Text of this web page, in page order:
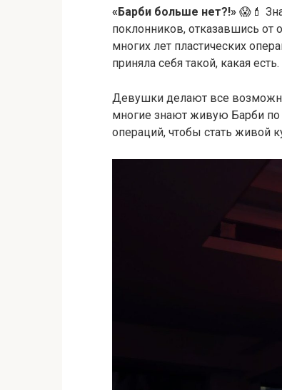
«Барби больше нет?!» 😱💄
поклонников, отказавшись от
многих лет пластических
приняла себя такой, какая
Девушки делают все
многие знают живую Барби по
операций, чтобы стать живой